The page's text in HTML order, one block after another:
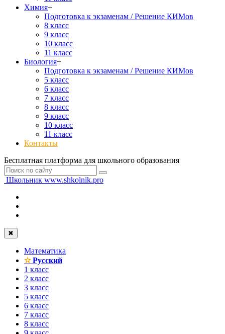
Химия+
Подготовка к экзаменам / Решение КИМов
8 класс
9 класс
10 класс
11 класс
Биология+
Подготовка к экзаменам / Решение КИМов
5 класс
6 класс
7 класс
8 класс
9 класс
10 класс
11 класс
Контакты
Бесплатная платформа для школьного образования
Школьник www.shkolnik.pro
✖
Математика
✫Русский
1 класс
2 класс
3 класс
5 класс
6 класс
7 класс
8 класс